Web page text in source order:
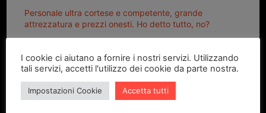
Personale ultra cortese e competente, grande
attrezzatura e prezzi onesti. Ho detto tutto, no?
I cookie ci aiutano a fornire i nostri servizi. Utilizzando
tali servizi, accetti l'utilizzo dei cookie da parte nostra.
Impostazioni Cookie Accetta tutti